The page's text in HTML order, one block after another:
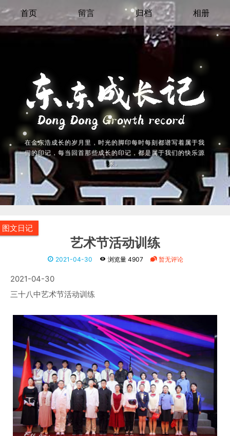
首页 留言 归档 相册
在金东浩成长的岁月里，时光的脚印每时每刻都谱写着属于我
们的印记，每当回首那些成长的印记，都是属于我们的快乐源
泉。
图文日记
艺术节活动训练
2021-04-30 浏览量 4907 暂无评论
2021-04-30
三十八中艺术节活动训练